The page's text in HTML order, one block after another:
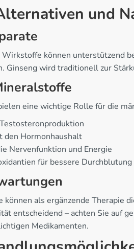
und
Wirkstoffe können unterstützend
Ginseng wird traditionell zur
eine wichtige Rolle für die
Hormonhaushalt
Nervenfunktion und Energie
für bessere Durchblutung
können als ergänzende Therapie
entscheidend – achten Sie auf
Medikamenten.